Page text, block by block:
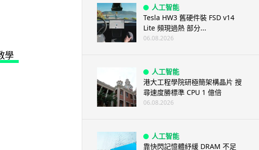
人工智能
Tesla HW3 舊硬件裝 FSD v14
Lite 頻現過熱 部分...
06.08.2026
人工智能
港大工程學院研極簡架構晶片 搜
尋速度勝標準 CPU 1 億倍
06.08.2026
人工智能
靠快閃記憶體紓緩 DRAM 不足